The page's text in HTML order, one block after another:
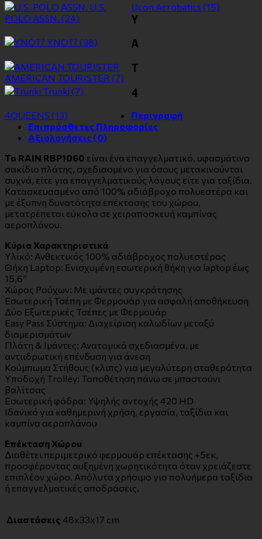
U.S.
POLO ASSN. (24)
Ucon Acrobatics (15)
Y
YNOT? (38) Α
ΑMERICAN TOURISTER (7)
Τ
Τrunki (7) 4
4QUEENS (13)
Περιγραφή
Επιπρόσθετες Πληροφορίες
Αξιολογήσεις (0)
Το RAIN RBP1060 είναι ένα επαγγελματικό, υφασμάτινο
σακίδιο πλάτης, σχεδιασμένο για όσους μετακινούνται
συχνά, είτε για επαγγελματικούς λόγους είτε για ταξίδια.
Κατασκευασμένο από 100% αδιάβροχο πολυεστέρα και
με έξυπνη δυνατότητα επέκτασης του χώρου,
μετατρέπεται εύκολα σε χειραποσκευή καμπίνας
αεροπλάνου.
Κύρια Χαρακτηριστικά
Υλικό: Ανθεκτικός 100% αδιάβροχος πολυεστέρας
Θήκη Laptop: Ενισχυμένη εσωτερική θήκη για laptop έως
15,6”
Χώρος Ρούχων: Με ιμάντες συγκράτησης
Εσωτερική Τσέπη με Φερμουάρ για ασφαλή αποθήκευση
Δύο Εξωτερικές Τσέπες με Φερμουάρ
Easy Pass Σύστημα: Διαχείριση καλωδίων μεταξύ
διαμερισμάτων
Πλάτη & Ιμάντες: Ανατομικά σχεδιασμένα, με
αντιιδρωτική επένδυση για άνεση
Κούμπωμα Στήθους (κλιπς) για μεγαλύτερη σταθερότητα
Υποδοχή Τrolley: Τοποθέτηση πάνω σε μπαστούνι
βαλίτσας
Εσωτερική φόδρα: Υψηλής αντοχής 420 HD
Ιδανικό για καθημερινή χρήση, εργασία, ταξίδια και
καμπίνα αεροπλάνου
Επέκταση Χώρου
Διαθέτει περιμετρικό φερμουάρ επέκτασης +5εκ,
προσφέροντας αυξημένη χωρητικότητα όταν χρειάζεστε
επιπλέον χώρο. Απόλυτα χρήσιμο για πολυήμερα ταξίδια
ή επαγγελματικές αποδράσεις.
Διαστάσεις 48x33x17 cm